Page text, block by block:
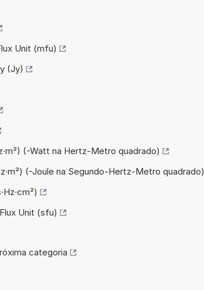
Unit (mfu)
(Jy)
(-Watt na Hertz-Metro quadrado)
(-Joule na Segundo-Hertz-Metro quadrado)
Unit (sfu)
categoria